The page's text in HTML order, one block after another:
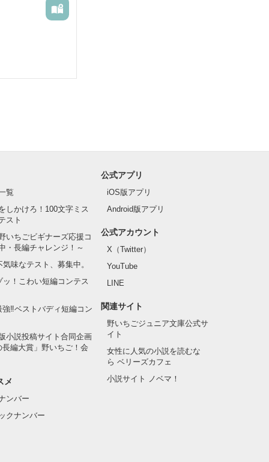
覧
しかけろ！100文字ミス
スト
いちごビギナーズ応援コ
・長編チャレンジ！～
味なテスト、募集中。
ッ！こわい短編コンテス
強‼ベストバディ短編コン
小説投稿サイト合同企画
長編大賞」野いちご！会
メ
ンバー
クナンバー
公式アプリ
iOS版アプリ
Android版アプリ
公式アカウント
X（Twitter）
YouTube
LINE
関連サイト
野いちごジュニア文庫公式サ
イト
女性に人気の小説を読むな
ら ベリーズカフェ
小説サイト ノベマ！